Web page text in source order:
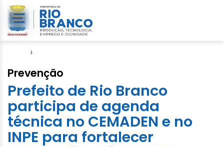
›
Prevenção
Prefeito de Rio Branco
participa de agenda
técnica no CEMADEN e no
INPE para fortalecer